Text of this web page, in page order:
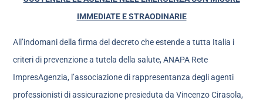
IMMEDIATE E STRAODINARIE
All’indomani della firma del decreto che estende a tutta Italia i
criteri di prevenzione a tutela della salute, ANAPA Rete
ImpresAgenzia, l’associazione di rappresentanza degli agenti
professionisti di assicurazione presieduta da Vincenzo Cirasola,